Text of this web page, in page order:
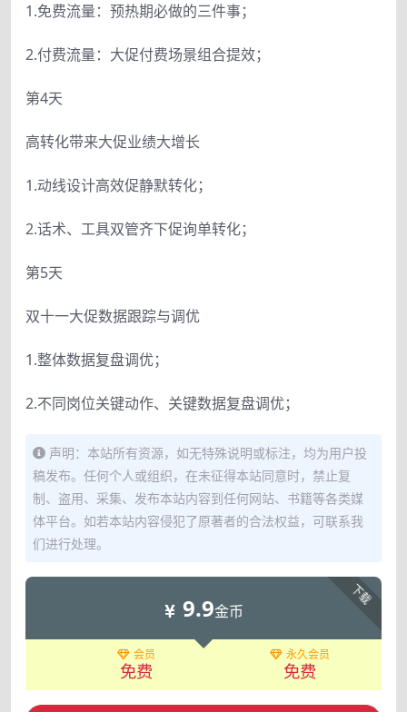
1.免费流量：预热期必做的三件事；
2.付费流量：大促付费场景组合提效；
第4天
高转化带来大促业绩大增长
1.动线设计高效促静默转化；
2.话术、工具双管齐下促询单转化；
第5天
双十一大促数据跟踪与调优
1.整体数据复盘调优；
2.不同岗位关键动作、关键数据复盘调优；
声明：本站所有资源，如无特殊说明或标注，均为用户投
稿发布。任何个人或组织，在未征得本站同意时，禁止复
制、盗用、采集、发布本站内容到任何网站、书籍等各类媒
体平台。如若本站内容侵犯了原著者的合法权益，可联系我
们进行处理。
下载
9.9金币
会员
免费
永久会员
免费